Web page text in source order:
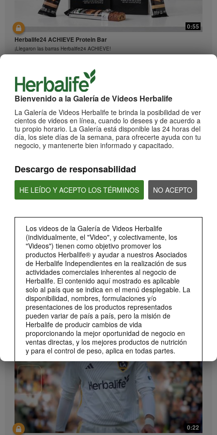
Bienvenido a la Galería de Videos Herbalife
La Galería de Videos Herbalife te brinda la posibilidad de ver
cientos de videos en línea, cuando lo desees y de acuerdo a
tu propio horario. La Galería está disponible las 24 horas del
día, los siete días de la semana, para ofrecerte ayuda con tu
negocio, y mantenerte bien informado y capacitado.
Descargo de responsabilidad
HE LEÍDO Y ACEPTO LOS TÉRMINOS NO ACEPTO
Los videos de la Galería de Videos Herbalife
(individualmente, el "Video", y colectivamente, los
"Videos") tienen como objetivo promover los
productos Herbalife® y ayudar a nuestros Asociados
de Herbalife Independientes en la realización de sus
actividades comerciales inherentes al negocio de
Herbalife. El contenido aquí mostrado es aplicable
solo al país que se indica en el menú desplegable. La
disponibilidad, nombres, formulaciones y/o
presentaciones de los productos representados
pueden variar de país a país, pero la misión de
Herbalife de producir cambios de vida
proporcionando la mejor oportunidad de negocio en
ventas directas, y los mejores productos de nutrición
y para el control de peso, aplica en todas partes.
Los Videos podrían incluir las experiencias del
volumen de ventas acumulado, o reseñas de
ingresos adquiridos, de Asociados de Herbalife
Independientes de diferentes niveles del Plan de
Ventas y Mercadeo en diversos países. Estos
ingresos corresponden a los individuos (o ejemplos)
mostrados y no representan un promedio ni tampoco
constituyen una garantía de lo que puedas ganar. Si
0:55
Herbalife24 ACHIEVE Protein Bar
¡Llegaron las barras Herbalife24 ACHIEVE!
Bioniq GO: Conoce los productos
Conoce Bioniq GO.
1:19
Cómo tomar Bioniq GO
Descubre las diferentes formas de usar Bioniq GO.
1:06
Presentamos Bioniq GO
MARCA Y PATROCINIOS Ver Todos
0:22